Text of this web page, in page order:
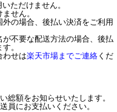
ただけません。
せん。
の場合、後払い決済をご利用
不要な配送方法の場合、後払
。
わせは楽天市場までご連絡 くだ
総額をお知らせいたします。
員にお支払いください。